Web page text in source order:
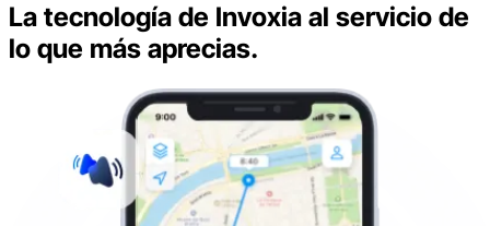
La tecnología de Invoxia al servicio de
lo que más aprecias.